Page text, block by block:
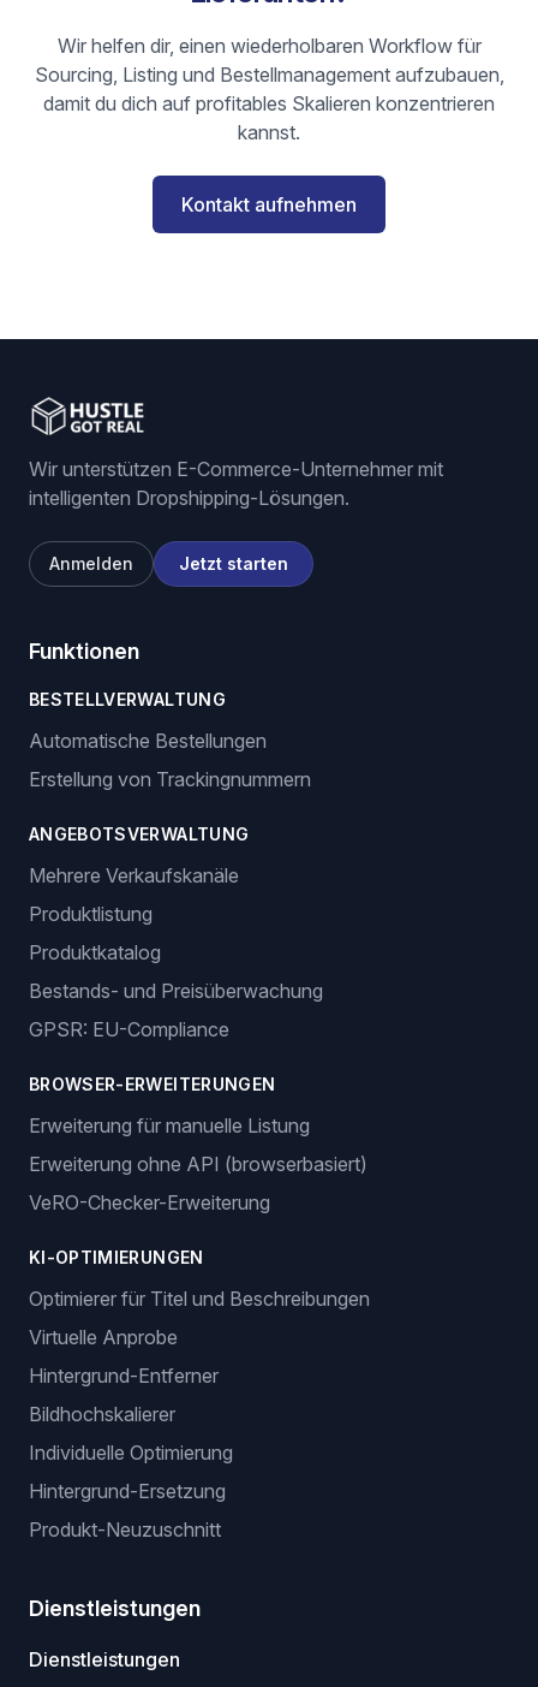
Wir helfen dir, einen wiederholbaren Workflow für
Sourcing, Listing und Bestellmanagement aufzubauen,
damit du dich auf profitables Skalieren konzentrieren
kannst.
Kontakt aufnehmen
Wir unterstützen E-Commerce-Unternehmer mit
intelligenten Dropshipping-Lösungen.
Anmelden Jetzt starten
Funktionen
BESTELLVERWALTUNG
Automatische Bestellungen
Erstellung von Trackingnummern
ANGEBOTSVERWALTUNG
Mehrere Verkaufskanäle
Produktlistung
Produktkatalog
Bestands- und Preisüberwachung
GPSR: EU-Compliance
BROWSER-ERWEITERUNGEN
Erweiterung für manuelle Listung
Erweiterung ohne API (browserbasiert)
VeRO-Checker-Erweiterung
KI-OPTIMIERUNGEN
Optimierer für Titel und Beschreibungen
Virtuelle Anprobe
Hintergrund-Entferner
Bildhochskalierer
Individuelle Optimierung
Hintergrund-Ersetzung
Produkt-Neuzuschnitt
Dienstleistungen
Dienstleistungen